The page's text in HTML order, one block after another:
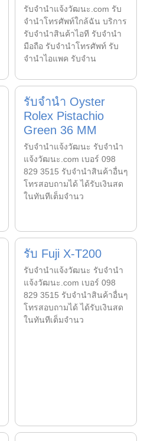
รับจํานําแจ้งวัฒนะ.com รับ
จำนำโทรศัพท์ใกล้ฉัน บริการ
รับจำนำสินค้าไอที รับจำนำ
มือถือ รับจำนำโทรศัพท์ รับ
จำนำไอแพค รับจำน
รับจำนำ Oyster
Rolex Pistachio
Green 36 MM
รับจํานําแจ้งวัฒนะ รับจํานํา
แจ้งวัฒนะ.com เบอร์ 098
829 3515 รับจำนำสินค้าอื่นๆ
โทรสอบถามได้ ได้รับเงินสด
ในทันทีเต็มจำนว
รับ Fuji X-T200
รับจํานําแจ้งวัฒนะ รับจํานํา
แจ้งวัฒนะ.com เบอร์ 098
829 3515 รับจำนำสินค้าอื่นๆ
โทรสอบถามได้ ได้รับเงินสด
ในทันทีเต็มจำนว